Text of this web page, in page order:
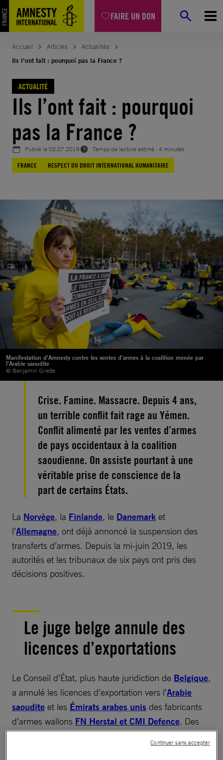
FAIRE UN DON
Aller
au
contenu
Accueil Articles
Actualités
Ils l’ont fait : pourquoi pas la France ?
ACTUALITÉ
Ils l’ont fait : pourquoi
pas la France ?
Publié le03.07.2019
Temps de lecture estimé : 4 minutes
FRANCE
RESPECT DU DROIT INTERNATIONAL HUMANITAIRE
Manifestation d'Amnesty contre les ventes d'armes à la coalition menée par
l'Arabie saoudite
© Benjamin Girette
Crise. Famine. Massacre. Depuis 4 ans,
un terrible conflit fait rage au Yémen.
Conflit alimenté par les ventes d’armes
de pays occidentaux à la coalition
saoudienne. On assiste pourtant à une
véritable prise de conscience de la
part de certains États.
La Norvège, la Finlande, le Danemark et
l’Allemagne, ont déjà annoncé la suspension des
transferts d’armes. Depuis la mi-juin 2019, les
autorités et les tribunaux de six pays ont pris des
décisions positives.
Le juge belge annule des
licences d’exportations
Le Conseil d’État, plus haute juridiction de Belgique,
a annulé les licences d’exportation vers l’Arabie
saoudite et les Émirats arabes unis des fabricants
d’armes wallons FN Herstal et CMI Defence. Des
Continuer sans accepter